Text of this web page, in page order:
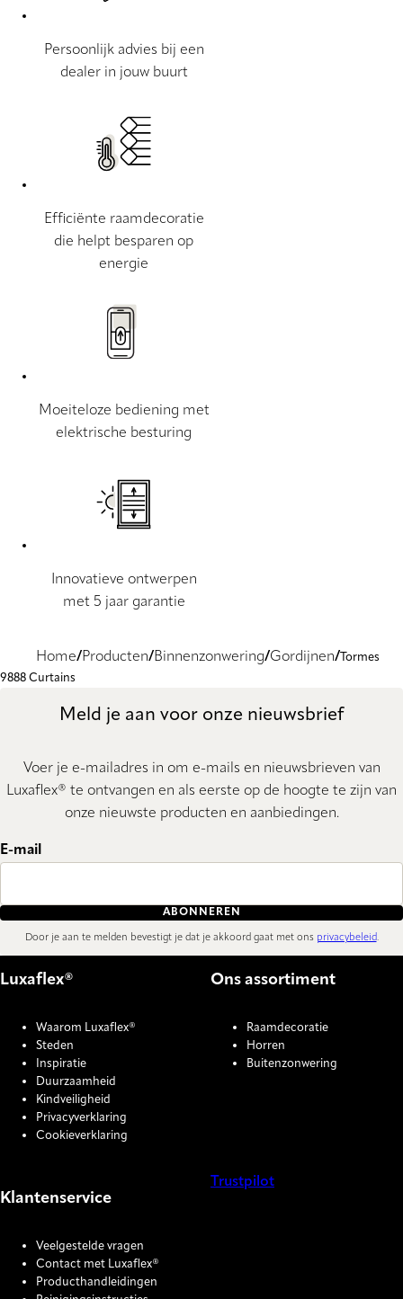
Persoonlijk advies bij een
dealer in jouw buurt
Efficiënte raamdecoratie
die helpt besparen op
energie
Moeiteloze bediening met
elektrische besturing
Innovatieve ontwerpen
met 5 jaar garantie
Home Producten Binnenzonwering Gordijnen
Tormes
9888 Curtains
Meld je aan voor onze nieuwsbrief
Voer je e-mailadres in om e-mails en nieuwsbrieven van
Luxaflex® te ontvangen en als eerste op de hoogte te zijn van
onze nieuwste producten en aanbiedingen.
E-mail
ABONNEREN
Door je aan te melden bevestigt je dat je akkoord gaat met ons privacybeleid.
Luxaflex®
Waarom Luxaflex®
Steden
Inspiratie
Duurzaamheid
Kindveiligheid
Privacyverklaring
Cookieverklaring
Ons assortiment
Raamdecoratie
Horren
Buitenzonwering
Klantenservice
Veelgestelde vragen
Contact met Luxaflex®
Producthandleidingen
Trustpilot